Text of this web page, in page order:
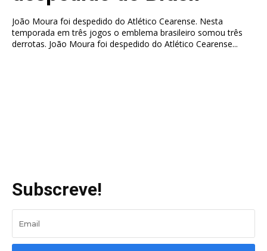
João Moura foi despedido do Atlético Cearense. Nesta
temporada em três jogos o emblema brasileiro somou três
derrotas. João Moura foi despedido do Atlético Cearense...
Subscreve!